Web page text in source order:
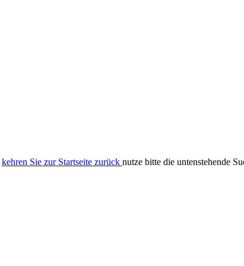
kehren Sie zur Startseite zurück nutze bitte die untenstehende